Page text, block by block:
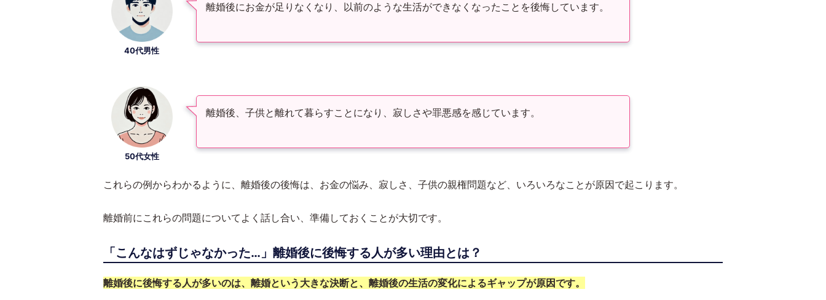
40代男性
離婚後にお金が足りなくなり、以前のような生活ができなくなったことを後悔しています。
50代女性
離婚後、子供と離れて暮らすことになり、寂しさや罪悪感を感じています。
これらの例からわかるように、離婚後の後悔は、お金の悩み、寂しさ、子供の親権問題など、いろいろなことが原因で起こります。
離婚前にこれらの問題についてよく話し合い、準備しておくことが大切です。
「こんなはずじゃなかった…」離婚後に後悔する人が多い理由とは？
離婚後に後悔する人が多いのは、離婚という大きな決断と、離婚後の生活の変化によるギャップが原因です。